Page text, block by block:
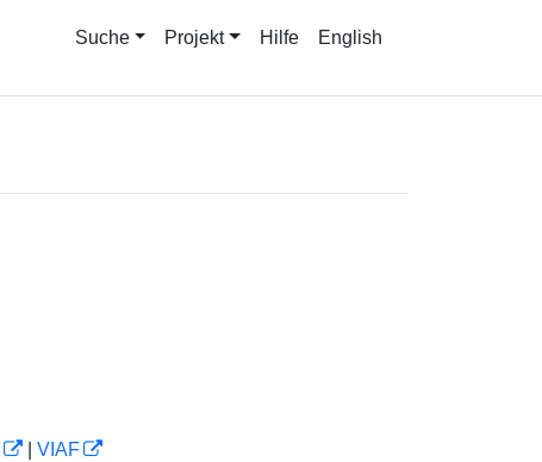
Suche Projekt Hilfe English
VIAF